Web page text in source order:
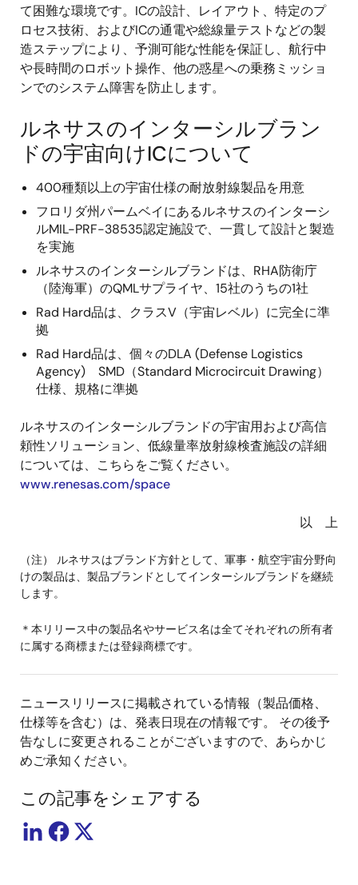
て困難な環境です。ICの設計、レイアウト、特定のプ
ロセス技術、およびICの通電や総線量テストなどの製
造ステップにより、予測可能な性能を保証し、航行中
や長時間のロボット操作、他の惑星への乗務ミッショ
ンでのシステム障害を防止します。
ルネサスのインターシルブラン
ドの宇宙向けICについて
400種類以上の宇宙仕様の耐放射線製品を用意
フロリダ州パームベイにあるルネサスのインターシ
ルMIL-PRF-38535認定施設で、一貫して設計と製造
を実施
ルネサスのインターシルブランドは、RHA防衛庁
（陸海軍）のQMLサプライヤ、15社のうちの1社
Rad Hard品は、クラスV（宇宙レベル）に完全に準
拠
Rad Hard品は、個々のDLA (Defense Logistics
Agency) SMD（Standard Microcircuit Drawing）
仕様、規格に準拠
ルネサスのインターシルブランドの宇宙用および高信
頼性ソリューション、低線量率放射線検査施設の詳細
については、こちらをご覧ください。
www.renesas.com/space
以 上
（注） ルネサスはブランド方針として、軍事・航空宇宙分野向
けの製品は、製品ブランドとしてインターシルブランドを継続
します。
＊本リリース中の製品名やサービス名は全てそれぞれの所有者
に属する商標または登録商標です。
ニュースリリースに掲載されている情報（製品価格、
仕様等を含む）は、発表日現在の情報です。 その後予
告なしに変更されることがございますので、あらかじ
めご承知ください。
この記事をシェアする